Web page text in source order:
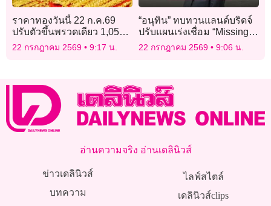
ราคาทองวันนี้ 22 ก.ค.69
ปรับตัวขึ้นพรวดเดียว 1,050
บาท
22 กรกฎาคม 2569 9:17 น.
“อนุทิน” ทบทวนแลนด์บริดจ์
ปรับแผนเร่งเชื่อม “Missing
Links” เหนือ-ใต้
22 กรกฎาคม 2569 9:06 น.
อ่านความจริง อ่านเดลินิวส์
ข่าวเดลินิวส์
บทความ
ไลฟ์สไตล์
เดลินิวส์clips